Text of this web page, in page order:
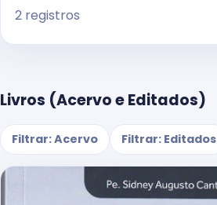
2 registros
Livros (Acervo e Editados)
Filtrar: Acervo Filtrar: Editados